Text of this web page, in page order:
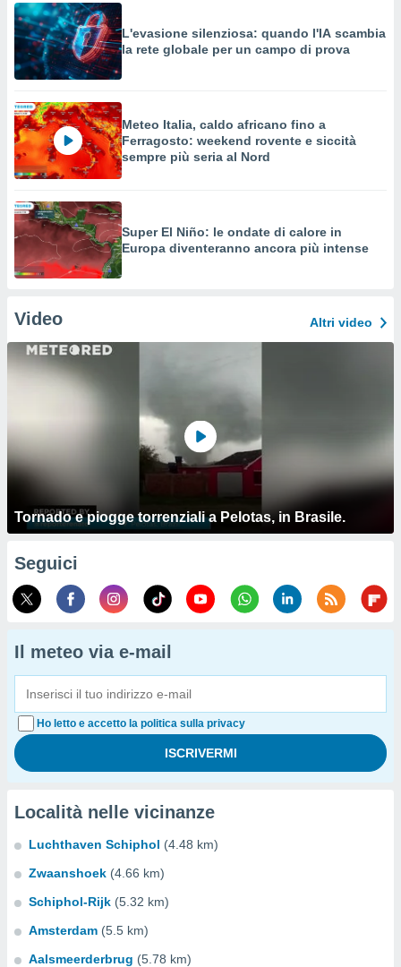
L'evasione silenziosa: quando l'IA scambia
la rete globale per un campo di prova
Meteo Italia, caldo africano fino a
Ferragosto: weekend rovente e siccità
sempre più seria al Nord
Super El Niño: le ondate di calore in
Europa diventeranno ancora più intense
Video Altri video
Tornado e piogge torrenziali a Pelotas, in Brasile.
Seguici
Il meteo via e-mail
Ho letto e accetto la politica sulla privacy
Località nelle vicinanze
Luchthaven Schiphol (4.48 km)
Zwaanshoek (4.66 km)
Schiphol-Rijk (5.32 km)
Amsterdam (5.5 km)
Aalsmeerderbrug (5.78 km)